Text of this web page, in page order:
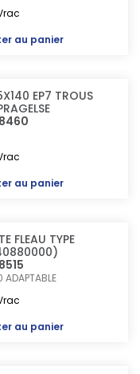
au panier
EP7 TROUS
au panier
FLEAU TYPE
ADAPTABLE
au panier